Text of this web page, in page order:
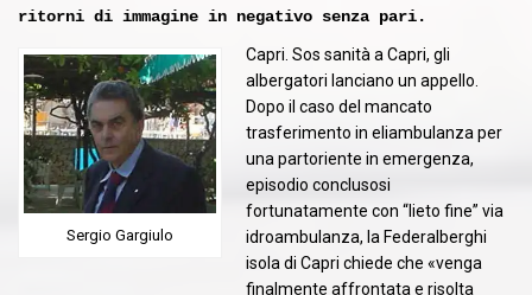
ritorni di immagine in negativo senza pari.
Sergio Gargiulo
Capri. Sos sanità a Capri, gli
albergatori lanciano un appello.
Dopo il caso del mancato
trasferimento in eliambulanza per
una partoriente in emergenza,
episodio conclusosi
fortunatamente con “lieto fine” via
idroambulanza, la Federalberghi
isola di Capri chiede che «venga
finalmente affrontata e risolta